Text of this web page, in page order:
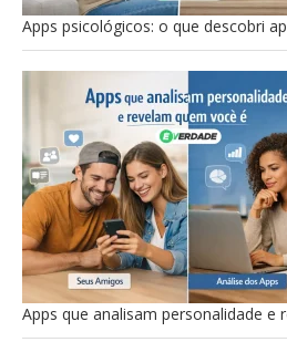
Apps psicológicos: o que descobri
Apps que analisam personalidade e